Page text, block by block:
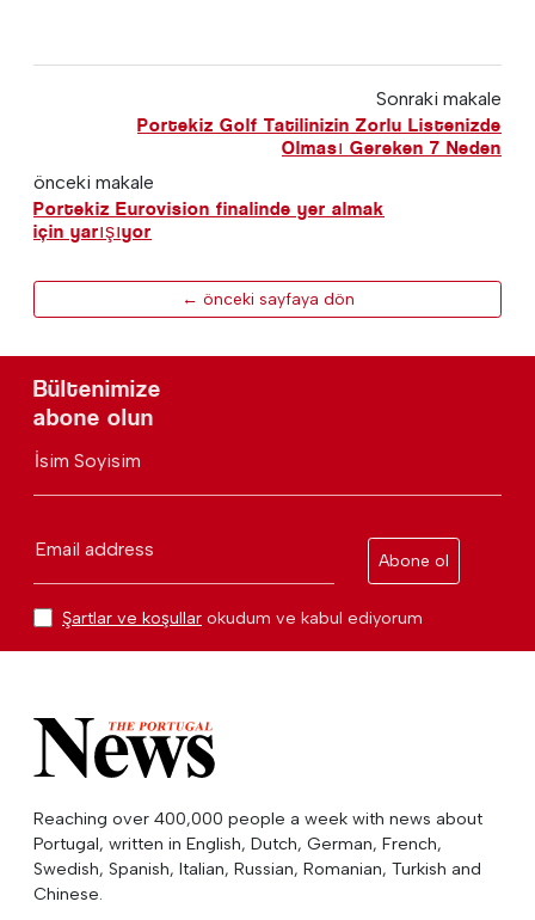
Sonraki makale
Portekiz Golf Tatilinizin Zorlu Listenizde
Olması Gereken 7 Neden
önceki makale
Portekiz Eurovision finalinde yer almak
için yarışıyor
← önceki sayfaya dön
Bültenimize
abone olun
İsim Soyisim
Email address
Abone ol
Şartlar ve koşullar okudum ve kabul ediyorum
Reaching over 400,000 people a week with news about
Portugal, written in English, Dutch, German, French,
Swedish, Spanish, Italian, Russian, Romanian, Turkish and
Chinese.